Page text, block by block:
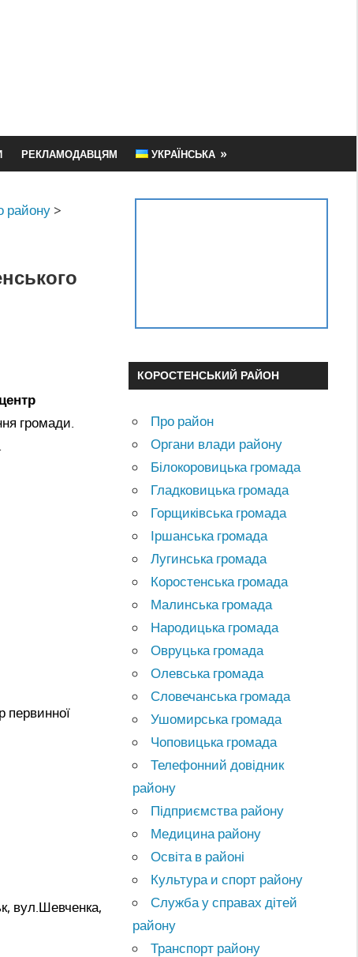
РЕКЛАМОДАВЦЯМ УКРАЇНСЬКА
району >
громади.
первинної
вул.Шевченка,
КОРОСТЕНСЬКИЙ РАЙОН
Про район
Органи влади району
Білокоровицька громада
Гладковицька громада
Горщиківська громада
Іршанська громада
Лугинська громада
Коростенська громада
Малинська громада
Народицька громада
Овруцька громада
Олевська громада
Словечанська громада
Ушомирська громада
Чоповицька громада
Телефонний довідник
району
Підприємства району
Медицина району
Освіта в районі
Культура и спорт району
Служба у справах дітей
району
Транспорт району